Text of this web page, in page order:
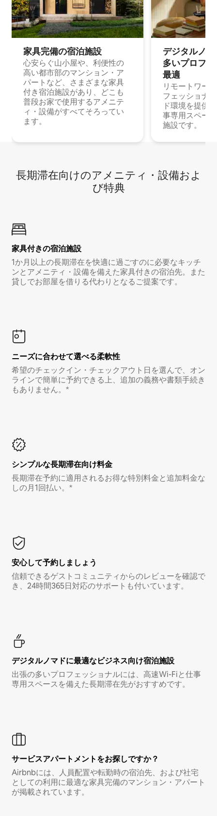
家具完備の宿⁠泊⁠施⁠設
心安らぐ山小屋や、利便性の
高い都市部のマンション・ア
パートなど、さまざまな家具
付き宿泊施設があり、どこも
普段お家で使用するアメニテ
ィ・設備がすべてそろってい
ます。
デジタルノ
多⁠いプ⁠ロ⁠フ⁠
最⁠適
リモートワー
フェッショナ
ド環境を提供
事専用スペー
施設です。
長期滞在向け⁠のア⁠メ⁠ニ⁠テ⁠ィ⁠・設⁠備⁠およ
び特⁠典
家具付き⁠の宿⁠泊⁠施⁠設
1か月以上の長期滞在を快適に過ごすのに必要なキッチ
ンとアメニティ・設備を備えた家具付きの宿泊先。また
貸しでお部屋を借りる代わりとなるご提案です。
ニーズに合わせて選べる柔軟性
希望のチェックイン・チェックアウト日を選んで、オン
ラインで簡単に予約できる上、追加の義務や書類手続き
もありません。*
シンプルな長期滞在向け料金
長期滞在予約に適用されるお得な特別料金と追加料金な
しの月1回払い。*
安心して予約しましょう
信頼できるゲストコミュニティからのレビューを確認で
き、24時間365日対応のサポートも付いています。
デジタルノマド⁠に最⁠適⁠なビ⁠ジ⁠ネ⁠ス⁠向⁠け宿⁠泊⁠施⁠設
出張の多いプロフェッショナルには、高速Wi-Fiと仕事
専用スペースを備えた長期滞在先がおすすめです。
サービスアパートメントをお探しですか？
Airbnbには、人員配置や転勤時の宿泊先、および社宅
としての利用に最適な家具完備のマンション・アパート
が掲載されています。